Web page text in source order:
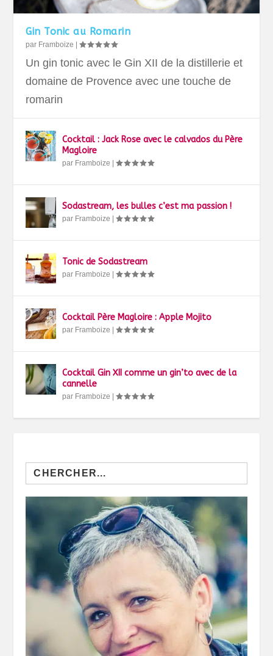
Gin Tonic au Romarin
par Framboize |
Un gin tonic avec le Gin XII de la distillerie et
domaine de Provence avec une touche de
romarin
Cocktail : Jack Rose avec le calvados du Père
Magloire
par Framboize |
Sodastream, les bulles c’est ma passion !
par Framboize |
Tonic de Sodastream
par Framboize |
Cocktail Père Magloire : Apple Mojito
par Framboize |
Cocktail Gin XII comme un gin’to avec de la
cannelle
par Framboize |
Search
for: